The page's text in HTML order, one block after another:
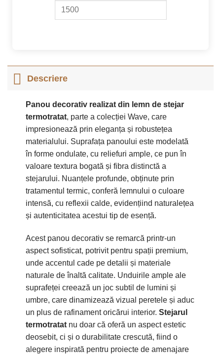
Descriere
Panou decorativ realizat din lemn de stejar
termotratat, parte a colecției Wave, care
impresionează prin eleganța și robustețea
materialului. Suprafața panoului este modelată
în forme ondulate, cu reliefuri ample, ce pun în
valoare textura bogată și fibra distinctă a
stejarului. Nuanțele profunde, obținute prin
tratamentul termic, conferă lemnului o culoare
intensă, cu reflexii calde, evidențiind naturalețea
și autenticitatea acestui tip de esență.
Acest panou decorativ se remarcă printr-un
aspect sofisticat, potrivit pentru spații premium,
unde accentul cade pe detalii și materiale
naturale de înaltă calitate. Unduirile ample ale
suprafeței creează un joc subtil de lumini și
umbre, care dinamizează vizual peretele și aduc
un plus de rafinament oricărui interior. Stejarul
termotratatnu doar că oferă un aspect estetic
deosebit, ci și o durabilitate crescută, fiind o
alegere inspirată pentru proiecte de amenajare